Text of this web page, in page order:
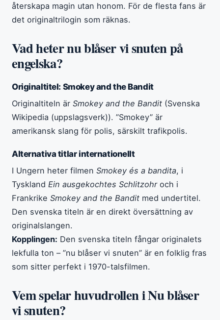
återskapa magin utan honom. För de flesta fans är
det originaltrilogin som räknas.
Vad heter nu blåser vi snuten på
engelska?
Originaltitel: Smokey and the Bandit
Originaltiteln är Smokey and the Bandit (Svenska
Wikipedia (uppslagsverk)). ”Smokey” är
amerikansk slang för polis, särskilt trafikpolis.
Alternativa titlar internationellt
I Ungern heter filmen Smokey és a bandita, i
Tyskland Ein ausgekochtes Schlitzohroch i
Frankrike Smokey and the Bandit med undertitel.
Den svenska titeln är en direkt översättning av
originalslangen.
Kopplingen: Den svenska titeln fångar originalets
lekfulla ton – ”nu blåser vi snuten” är en folklig fras
som sitter perfekt i 1970-talsfilmen.
Vem spelar huvudrollen i Nu blåser
vi snuten?